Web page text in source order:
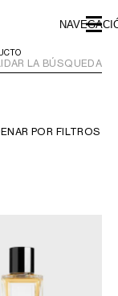
LA BÚSQUEDA
POR FILTROS